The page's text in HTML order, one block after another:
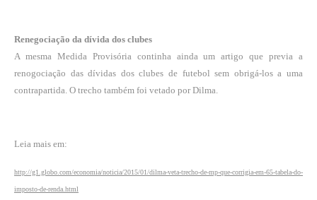
Renegociação da dívida dos clubes
A mesma Medida Provisória continha ainda um artigo que previa a
renogociação das dívidas dos clubes de futebol sem obrigá-los a uma
contrapartida. O trecho também foi vetado por Dilma.
Leia mais em:
http://g1.globo.com/economia/noticia/2015/01/dilma-veta-trecho-de-mp-que-corrigia-em-65-tabela-do-
imposto-de-renda.html